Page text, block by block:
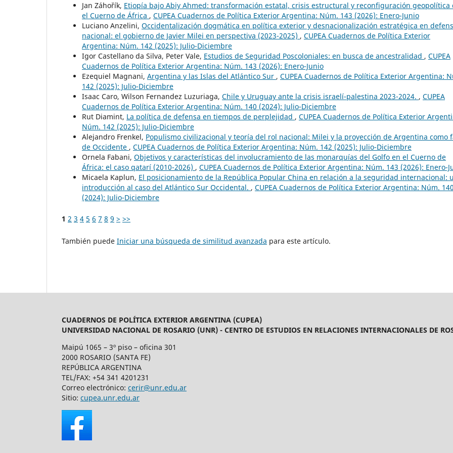
Jan Záhořík, Etiopía bajo Abiy Ahmed: transformación estatal, crisis estructural y reconfiguración geopolítica
el Cuerno de África , CUPEA Cuadernos de Política Exterior Argentina: Núm. 143 (2026): Enero-Junio
Luciano Anzelini, Occidentalización dogmática en política exterior y desnacionalización estratégica en
nacional: el gobierno de Javier Milei en perspectiva (2023-2025) , CUPEA Cuadernos de Política Exterior
Argentina: Núm. 142 (2025): Julio-Diciembre
Igor Castellano da Silva, Peter Vale, Estudios de Seguridad Poscoloniales: en busca de ancestralidad , CUPEA
Cuadernos de Política Exterior Argentina: Núm. 143 (2026): Enero-Junio
Ezequiel Magnani, Argentina y las Islas del Atlántico Sur , CUPEA Cuadernos de Política Exterior Argentina:
142 (2025): Julio-Diciembre
Isaac Caro, Wilson Fernandez Luzuriaga, Chile y Uruguay ante la crisis israelí-palestina 2023-2024. , CUPEA
Cuadernos de Política Exterior Argentina: Núm. 140 (2024): Julio-Diciembre
Rut Diamint, La política de defensa en tiempos de perplejidad , CUPEA Cuadernos de Política Exterior
Núm. 142 (2025): Julio-Diciembre
Alejandro Frenkel, Populismo civilizacional y teoría del rol nacional: Milei y la proyección de Argentina como
de Occidente , CUPEA Cuadernos de Política Exterior Argentina: Núm. 142 (2025): Julio-Diciembre
Ornela Fabani, Objetivos y características del involucramiento de las monarquías del Golfo en el Cuerno de
África: el caso qatarí (2010-2026) , CUPEA Cuadernos de Política Exterior Argentina: Núm. 143 (2026): Enero-
Micaela Kaplun, El posicionamiento de la República Popular China en relación a la seguridad internacional:
introducción al caso del Atlántico Sur Occidental. , CUPEA Cuadernos de Política Exterior Argentina: Núm. 140
(2024): Julio-Diciembre
1 2 3 4 5 6 7 8 9 > >>
También puede Iniciar una búsqueda de similitud avanzada para este artículo.
CUADERNOS DE POLÍTICA EXTERIOR ARGENTINA (CUPEA)
UNIVERSIDAD NACIONAL DE ROSARIO (UNR) - CENTRO DE ESTUDIOS EN RELACIONES INTERNACIONALES DE
Maipú 1065 – 3º piso – oficina 301
2000 ROSARIO (SANTA FE)
REPÚBLICA ARGENTINA
TEL/FAX: +54 341 4201231
Correo electrónico: cerir@unr.edu.ar
Sitio: cupea.unr.edu.ar